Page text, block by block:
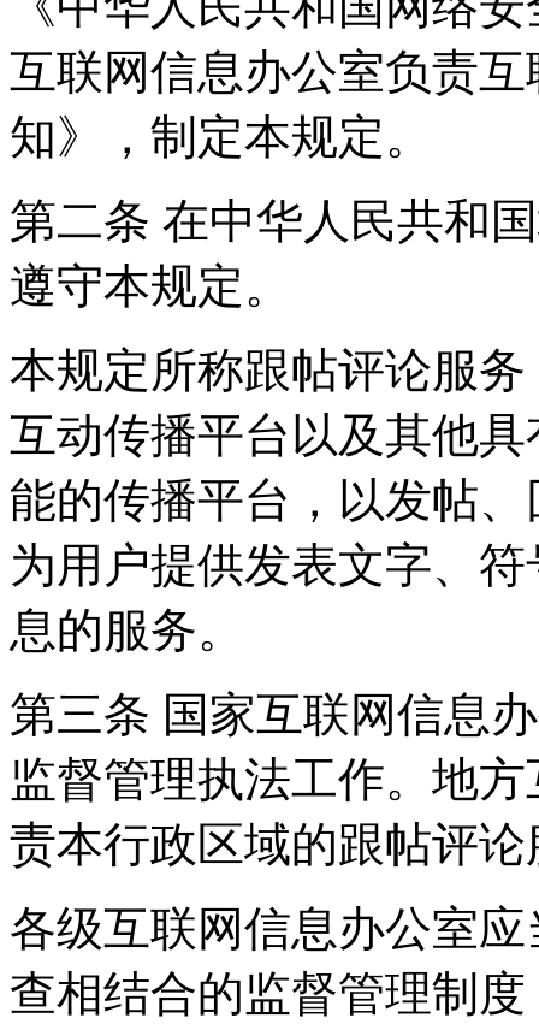
互联网信息办公室负责
知》，制定本规定。
第二条 在中华人民共和
遵守本规定。
本规定所称跟帖评论服
互动传播平台以及其他
能的传播平台，以发帖
为用户提供发表文字、
息的服务。
第三条 国家互联网信息
监督管理执法工作。地
责本行政区域的跟帖评
各级互联网信息办公室
查相结合的监督管理制